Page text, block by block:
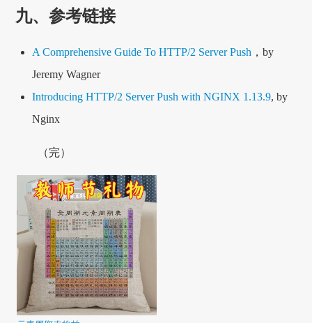
九、参考链接
A Comprehensive Guide To HTTP/2 Server Push ，by
Jeremy Wagner
Introducing HTTP/2 Server Push with NGINX 1.13.9, by
Nginx
（完）